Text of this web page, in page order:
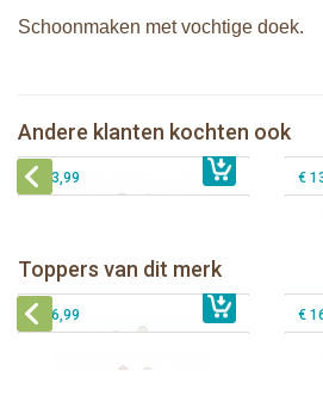
Schoonmaken met vochtige doek.
Andere klanten kochten ook
€ 13,99
Bunnies By The Bay Roly-Poly knuffel
lammetje wit
€ 13,99 €
Toppers van dit merk
€ 16,99
Bunnies By The Bay knuffeldoekje
met speenhouder Konijn roze
€ 16,99 €